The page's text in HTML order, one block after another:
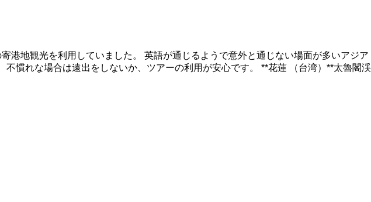
港地観光を利用していました。 英語が通じるようで意外と通じない場面が多いアジア
慣れな場合は遠出をしないか、ツアーの利用が安心です。 **花蓮 （台湾）**太魯閣渓